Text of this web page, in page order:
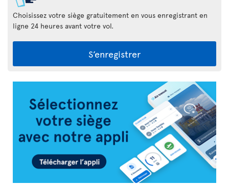
Choisissez votre siège gratuitement en vous enregistrant en
ligne 24 heures avant votre vol.
S’enregistrer
Transat